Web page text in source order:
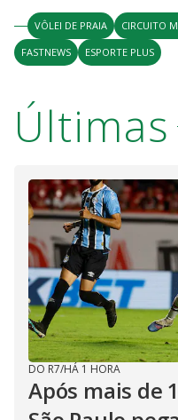
VÔLEI DE PRAIA CIRCUITO
FASTNEWS
ESPORTE PLUS
Últimas
DO R7/HÁ 1 HORA
Após mais de